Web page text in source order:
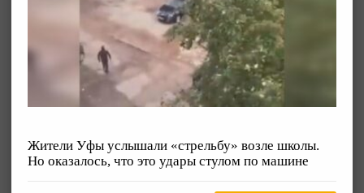
Жители Уфы услышали «стрельбу» возле школы.
Но оказалось, что это удары стулом по машине